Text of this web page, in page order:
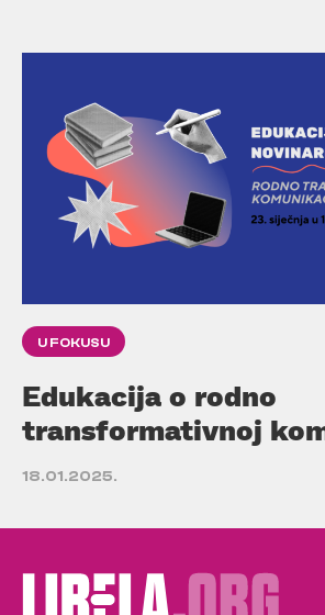
U FOKUSU
Edukacija o rodno
transformativnoj
18.01.2025.